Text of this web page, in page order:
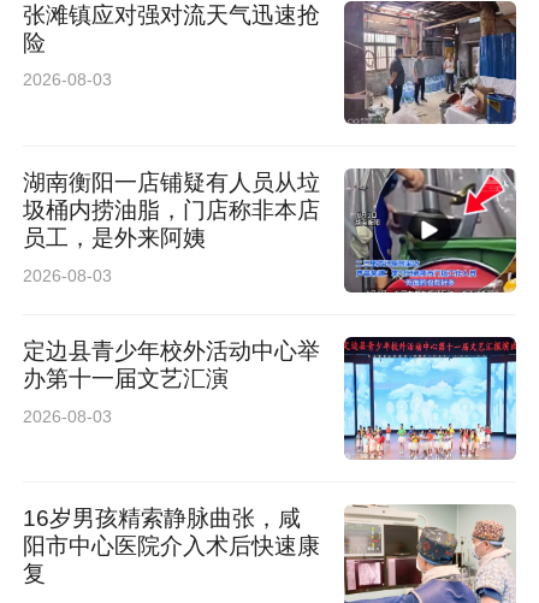
张滩镇应对强对流天气迅速抢
险
2026-08-03
湖南衡阳一店铺疑有人员从垃
圾桶内捞油脂，门店称非本店
员工，是外来阿姨
2026-08-03
定边县青少年校外活动中心举
办第十一届文艺汇演
2026-08-03
16岁男孩精索静脉曲张，咸
阳市中心医院介入术后快速康
复